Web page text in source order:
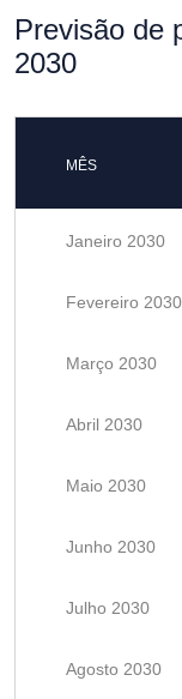
Previsão de
2030
MÊS
Janeiro 2030
Fevereiro 2030
Março 2030
Abril 2030
Maio 2030
Junho 2030
Julho 2030
Agosto 2030